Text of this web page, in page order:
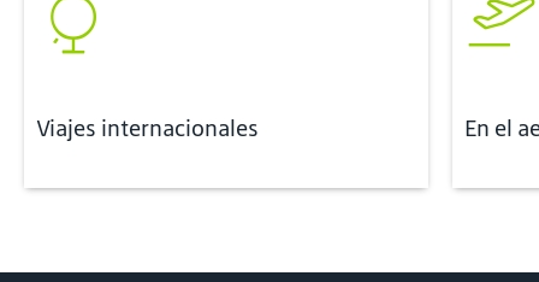
Viajes internacionales En el